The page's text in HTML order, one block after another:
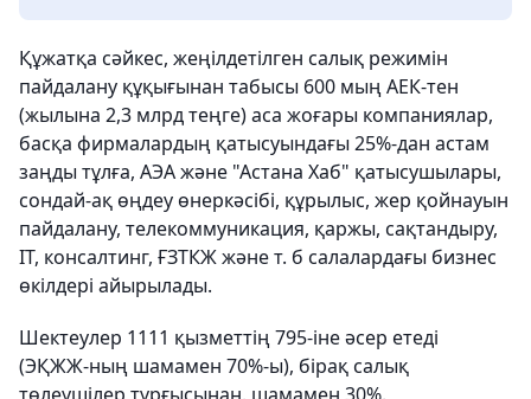
Құжатқа сәйкес, жеңілдетілген салық режимін
пайдалану құқығынан табысы 600 мың АЕК-тен
(жылына 2,3 млрд теңге) аса жоғары компаниялар,
басқа фирмалардың қатысуындағы 25%-дан астам
заңды тұлға, АЭА және "Астана Хаб" қатысушылары,
сондай-ақ өңдеу өнеркәсібі, құрылыс, жер қойнауын
пайдалану, телекоммуникация, қаржы, сақтандыру,
IT, консалтинг, ҒЗТКЖ және т. б салалардағы бизнес
өкілдері айырылады.
Шектеулер 1111 қызметтің 795-іне әсер етеді
(ЭҚЖЖ-ның шамамен 70%-ы), бірақ салық